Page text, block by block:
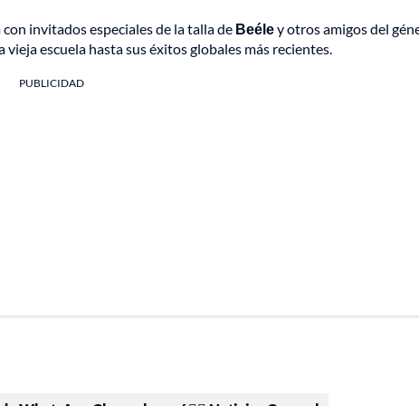
invitados especiales de la talla de Beéley otros amigos del
escuela hasta sus éxitos globales más recientes.
PUBLICIDAD